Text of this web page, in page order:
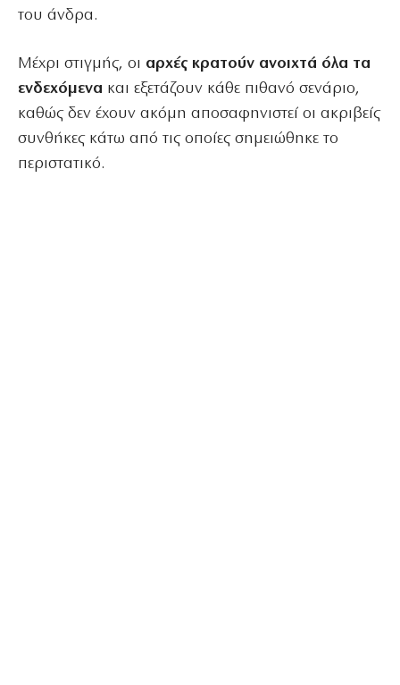
του άνδρα.
Μέχρι στιγμής, οι αρχές κρατούν ανοιχτά όλα τα
ενδεχόμενα και εξετάζουν κάθε πιθανό σενάριο,
καθώς δεν έχουν ακόμη αποσαφηνιστεί οι ακριβείς
συνθήκες κάτω από τις οποίες σημειώθηκε το
περιστατικό.